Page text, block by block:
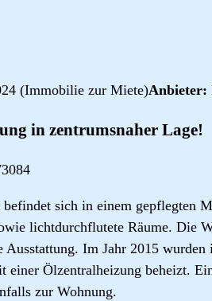
(Immobilie zur Miete)Anbieter:
in zentrumsnaher Lage!
befindet sich in einem gepflegten
lichtdurchflutete Räume. Die
Ausstattung. Im Jahr 2015
einer Ölzentralheizung beheizt.
zur Wohnung.